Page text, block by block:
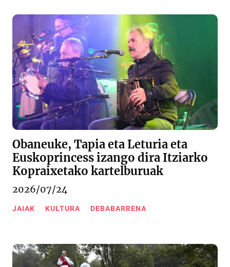
Obaneuke, Tapia eta Leturia eta
Euskoprincess izango dira Itziarko
Kopraixetako kartelburuak
2026/07/24
JAIAK KULTURA DEBABARRENA